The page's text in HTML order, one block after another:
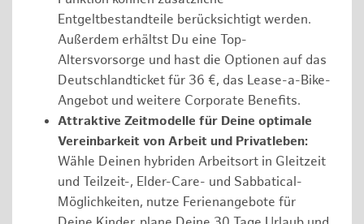
Entgeltbestandteile berücksichtigt werden.
Außerdem erhältst Du eine Top-
Altersvorsorge und hast die Optionen auf das
Deutschlandticket für 36 €, das Lease-a-Bike-
Angebot und weitere Corporate Benefits.
Attraktive Zeitmodelle für Deine optimale
Vereinbarkeit von Arbeit und Privatleben:
Wähle Deinen hybriden Arbeitsort in Gleitzeit
und Teilzeit-, Elder-Care- und Sabbatical-
Möglichkeiten, nutze Ferienangebote für